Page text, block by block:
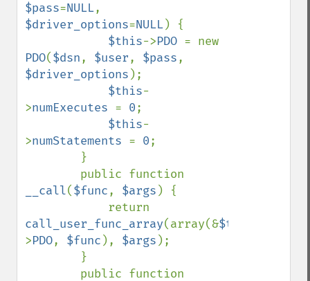
$pass=NULL
$driver_options=NULL) {
$this->PDO
PDO($dsn, $user, $pass
$driver_options );
$this-
>numExecutes = 0;
$this-
>numStatements = 0;
__call($func, $args ) {
call_user_func_array(array(&$this
>PDO, $func ), $args );